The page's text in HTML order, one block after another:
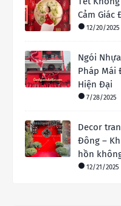
Cảm Giác
12/20/2025
Ngói
Pháp Mái
Hiện Đại
7/28/2025
Decor
Đông –
hồn
12/21/2025